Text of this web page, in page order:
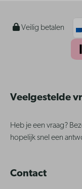
Veilig betalen
Veelgestelde
Heb je een vraag?
hopelijk snel een
Contact